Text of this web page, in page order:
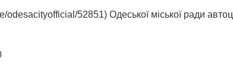
odesacityofficial/52851) Одеської міської ради